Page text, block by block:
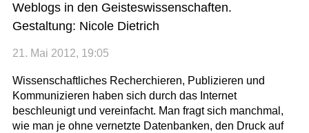
Weblogs in den Geisteswissenschaften.
Gestaltung: Nicole Dietrich
21. Mai 2012, 19:05
Wissenschaftliches Recherchieren, Publizieren und
Kommunizieren haben sich durch das Internet
beschleunigt und vereinfacht. Man fragt sich manchmal,
wie man je ohne vernetzte Datenbanken, den Druck auf